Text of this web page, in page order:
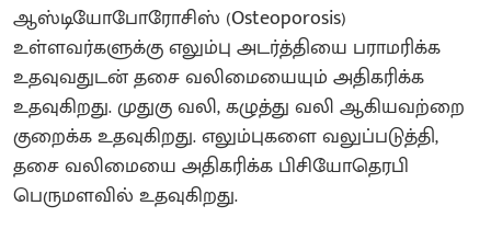
ஆஸ்டியோபோரோசிஸ் (Osteoporosis)
உள்ளவர்களுக்கு எலும்பு அடர்த்தியை பராமரிக்க
உதவுவதுடன் தசை வலிமையையும் அதிகரிக்க
உதவுகிறது. முதுகு வலி, கழுத்து வலி ஆகியவற்றை
குறைக்க உதவுகிறது. எலும்புகளை வலுப்படுத்தி,
தசை வலிமையை அதிகரிக்க பிசியோதெரபி
பெருமளவில் உதவுகிறது.